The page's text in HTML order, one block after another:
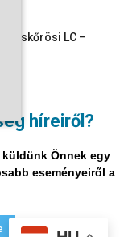
híreiről?
Önnek egy
eseményeiről a
Kiskőrösi LC –
nem tud
Impresszum